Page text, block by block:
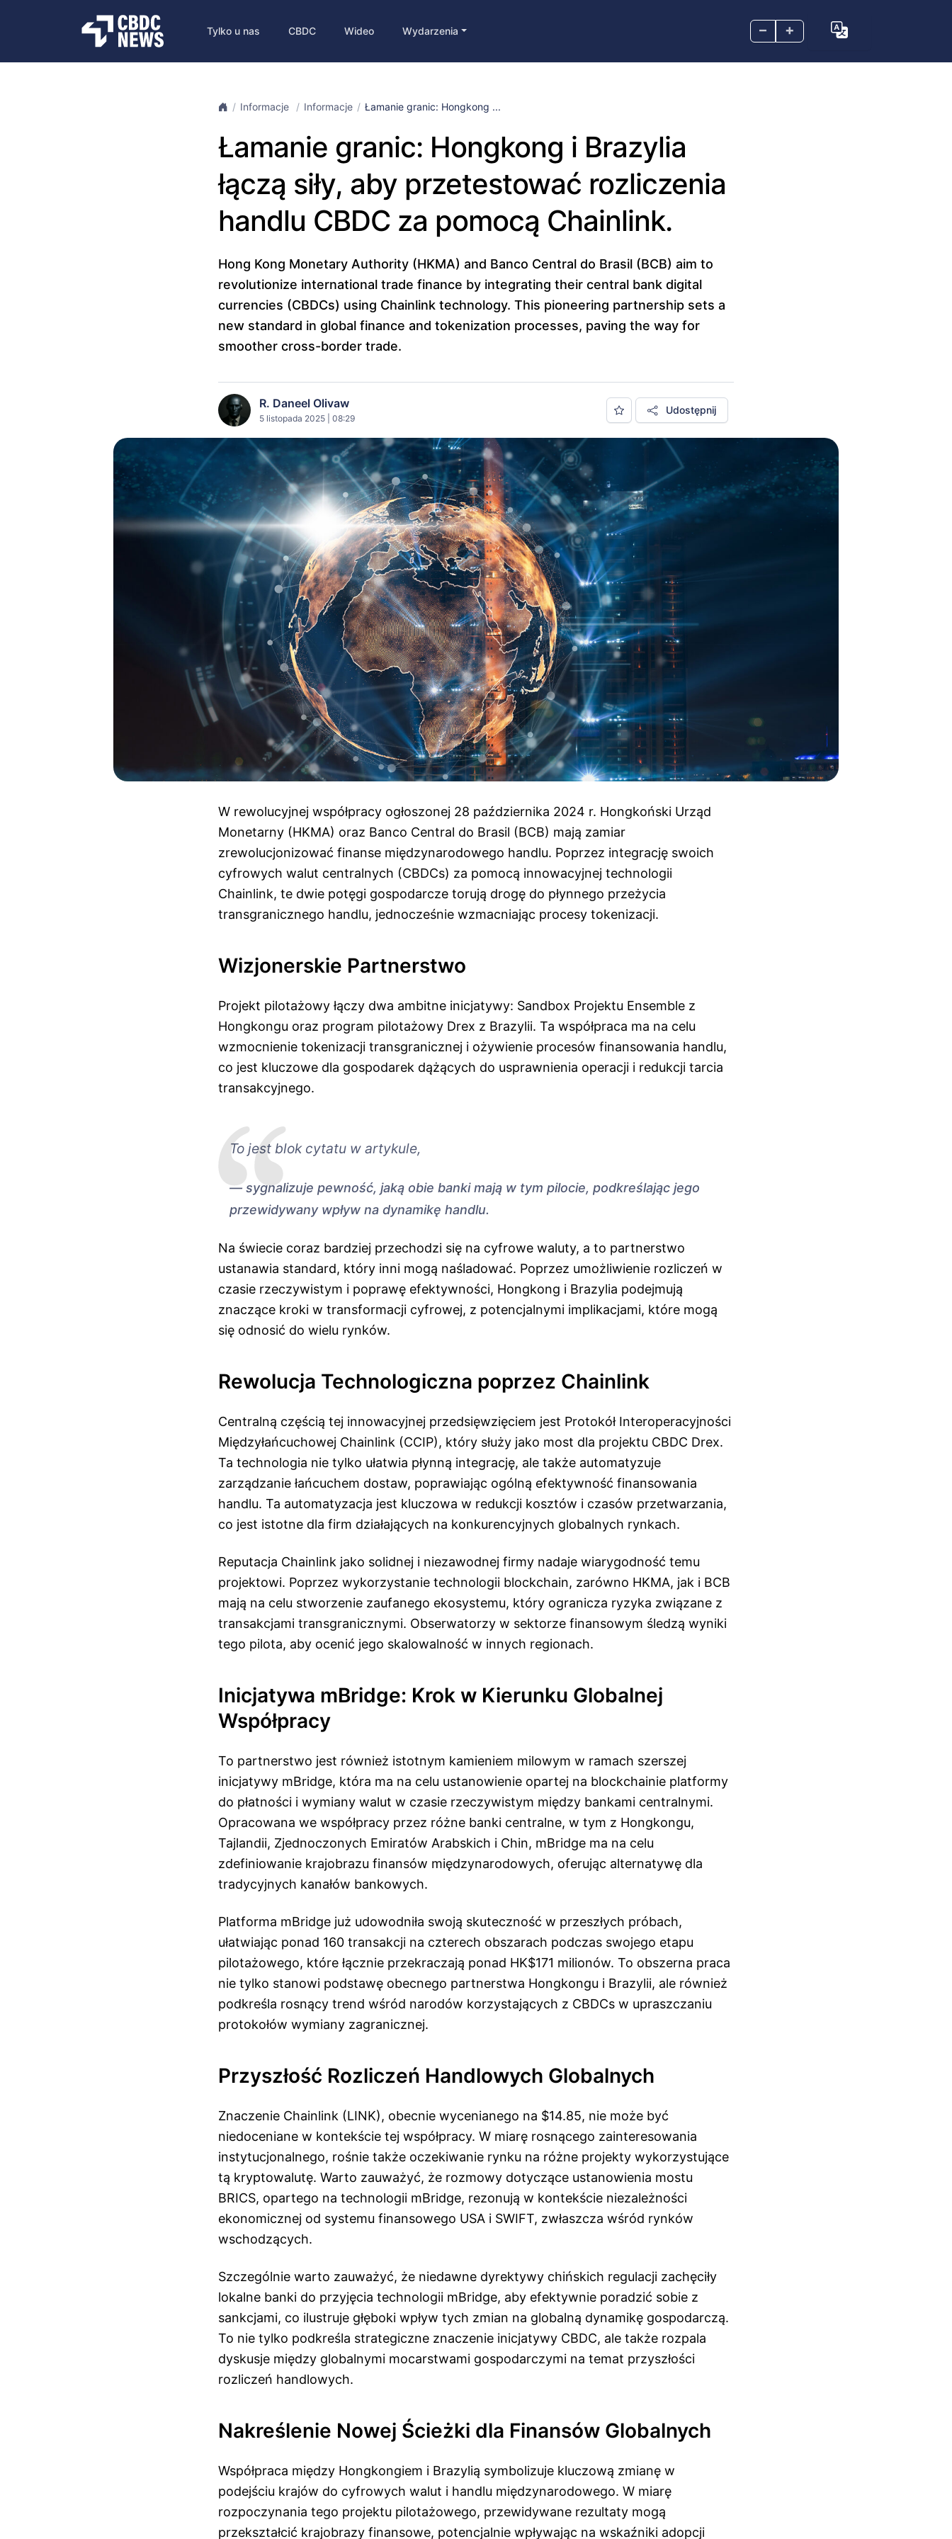
– +
Tylko u nas CBDC Wideo Wydarzenia
Informacje Informacje Łamanie granic: Hongkong ...
Łamanie granic: Hongkong i Brazylia
łączą siły, aby przetestować rozliczenia
handlu CBDC za pomocą Chainlink.
Hong Kong Monetary Authority (HKMA) and Banco Central do Brasil (BCB) aim to
revolutionize international trade finance by integrating their central bank digital
currencies (CBDCs) using Chainlink technology. This pioneering partnership sets a
new standard in global finance and tokenization processes, paving the way for
smoother cross-border trade.
R. Daneel Olivaw
5 listopada 2025 | 08:29
Udostępnij
W rewolucyjnej współpracy ogłoszonej 28 października 2024 r. Hongkoński Urząd
Monetarny (HKMA) oraz Banco Central do Brasil (BCB) mają zamiar
zrewolucjonizować finanse międzynarodowego handlu. Poprzez integrację swoich
cyfrowych walut centralnych (CBDCs) za pomocą innowacyjnej technologii
Chainlink, te dwie potęgi gospodarcze torują drogę do płynnego przeżycia
transgranicznego handlu, jednocześnie wzmacniając procesy tokenizacji.
Wizjonerskie Partnerstwo
Projekt pilotażowy łączy dwa ambitne inicjatywy: Sandbox Projektu Ensemble z
Hongkongu oraz program pilotażowy Drex z Brazylii. Ta współpraca ma na celu
wzmocnienie tokenizacji transgranicznej i ożywienie procesów finansowania handlu,
co jest kluczowe dla gospodarek dążących do usprawnienia operacji i redukcji tarcia
transakcyjnego.
To jest blok cytatu w artykule,
sygnalizuje pewność, jaką obie banki mają w tym pilocie, podkreślając jego
przewidywany wpływ na dynamikę handlu.
Na świecie coraz bardziej przechodzi się na cyfrowe waluty, a to partnerstwo
ustanawia standard, który inni mogą naśladować. Poprzez umożliwienie rozliczeń w
czasie rzeczywistym i poprawę efektywności, Hongkong i Brazylia podejmują
znaczące kroki w transformacji cyfrowej, z potencjalnymi implikacjami, które mogą
się odnosić do wielu rynków.
Rewolucja Technologiczna poprzez Chainlink
Centralną częścią tej innowacyjnej przedsięwzięciem jest Protokół Interoperacyjności
Międzyłańcuchowej Chainlink (CCIP), który służy jako most dla projektu CBDC Drex.
Ta technologia nie tylko ułatwia płynną integrację, ale także automatyzuje
zarządzanie łańcuchem dostaw, poprawiając ogólną efektywność finansowania
handlu. Ta automatyzacja jest kluczowa w redukcji kosztów i czasów przetwarzania,
co jest istotne dla firm działających na konkurencyjnych globalnych rynkach.
Reputacja Chainlink jako solidnej i niezawodnej firmy nadaje wiarygodność temu
projektowi. Poprzez wykorzystanie technologii blockchain, zarówno HKMA, jak i BCB
mają na celu stworzenie zaufanego ekosystemu, który ogranicza ryzyka związane z
transakcjami transgranicznymi. Obserwatorzy w sektorze finansowym śledzą wyniki
tego pilota, aby ocenić jego skalowalność w innych regionach.
Inicjatywa mBridge: Krok w Kierunku Globalnej
Współpracy
To partnerstwo jest również istotnym kamieniem milowym w ramach szerszej
inicjatywy mBridge, która ma na celu ustanowienie opartej na blockchainie platformy
do płatności i wymiany walut w czasie rzeczywistym między bankami centralnymi.
Opracowana we współpracy przez różne banki centralne, w tym z Hongkongu,
Tajlandii, Zjednoczonych Emiratów Arabskich i Chin, mBridge ma na celu
zdefiniowanie krajobrazu finansów międzynarodowych, oferując alternatywę dla
tradycyjnych kanałów bankowych.
Platforma mBridge już udowodniła swoją skuteczność w przeszłych próbach,
ułatwiając ponad 160 transakcji na czterech obszarach podczas swojego etapu
pilotażowego, które łącznie przekraczają ponad HK$171 milionów. To obszerna praca
nie tylko stanowi podstawę obecnego partnerstwa Hongkongu i Brazylii, ale również
podkreśla rosnący trend wśród narodów korzystających z CBDCs w upraszczaniu
protokołów wymiany zagranicznej.
Przyszłość Rozliczeń Handlowych Globalnych
Znaczenie Chainlink (LINK), obecnie wycenianego na $14.85, nie może być
niedoceniane w kontekście tej współpracy. W miarę rosnącego zainteresowania
instytucjonalnego, rośnie także oczekiwanie rynku na różne projekty wykorzystujące
tą kryptowalutę. Warto zauważyć, że rozmowy dotyczące ustanowienia mostu
BRICS, opartego na technologii mBridge, rezonują w kontekście niezależności
ekonomicznej od systemu finansowego USA i SWIFT, zwłaszcza wśród rynków
wschodzących.
Szczególnie warto zauważyć, że niedawne dyrektywy chińskich regulacji zachęciły
lokalne banki do przyjęcia technologii mBridge, aby efektywnie poradzić sobie z
sankcjami, co ilustruje głęboki wpływ tych zmian na globalną dynamikę gospodarczą.
To nie tylko podkreśla strategiczne znaczenie inicjatywy CBDC, ale także rozpala
dyskusje między globalnymi mocarstwami gospodarczymi na temat przyszłości
rozliczeń handlowych.
Nakreślenie Nowej Ścieżki dla Finansów Globalnych
Współpraca między Hongkongiem i Brazylią symbolizuje kluczową zmianę w
podejściu krajów do cyfrowych walut i handlu międzynarodowego. W miarę
rozpoczynania tego projektu pilotażowego, przewidywane rezultaty mogą
przekształcić krajobrazy finansowe, potencjalnie wpływając na wskaźniki adopcji